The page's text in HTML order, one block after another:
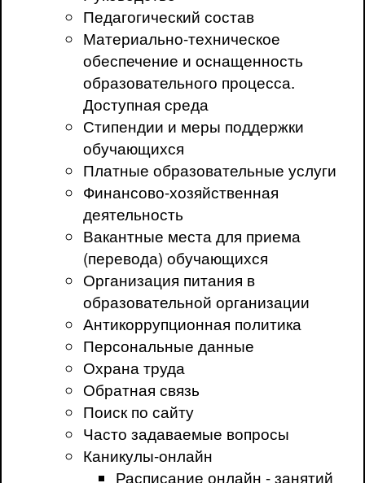
Педагогический состав
Материально-техническое
обеспечение и оснащенность
образовательного процесса.
Доступная среда
Стипендии и меры поддержки
обучающихся
Платные образовательные услуги
Финансово-хозяйственная
деятельность
Вакантные места для приема
(перевода) обучающихся
Организация питания в
образовательной организации
Антикоррупционная политика
Персональные данные
Охрана труда
Обратная связь
Поиск по сайту
Часто задаваемые вопросы
Каникулы-онлайн
Расписание онлайн - занятий